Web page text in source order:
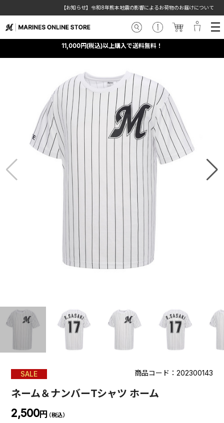
【お知らせ】令和8年熊本地震の影響によるお荷物のお届けについて
11,000円(税込)以上購入で送料無料！
SALE 商品コード：202300143
ネーム＆ナンバーTシャツ ホーム
2,500円 （税込）